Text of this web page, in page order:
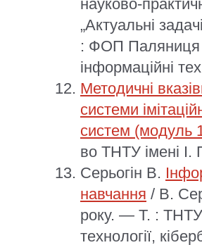
науково-
„Актуальні
: ФОП Паляниця
інформаційні
Методичні
системи
систем (модуль
во ТНТУ імені
Серьогін В.
навчання / В.
року. — Т. :
технології,